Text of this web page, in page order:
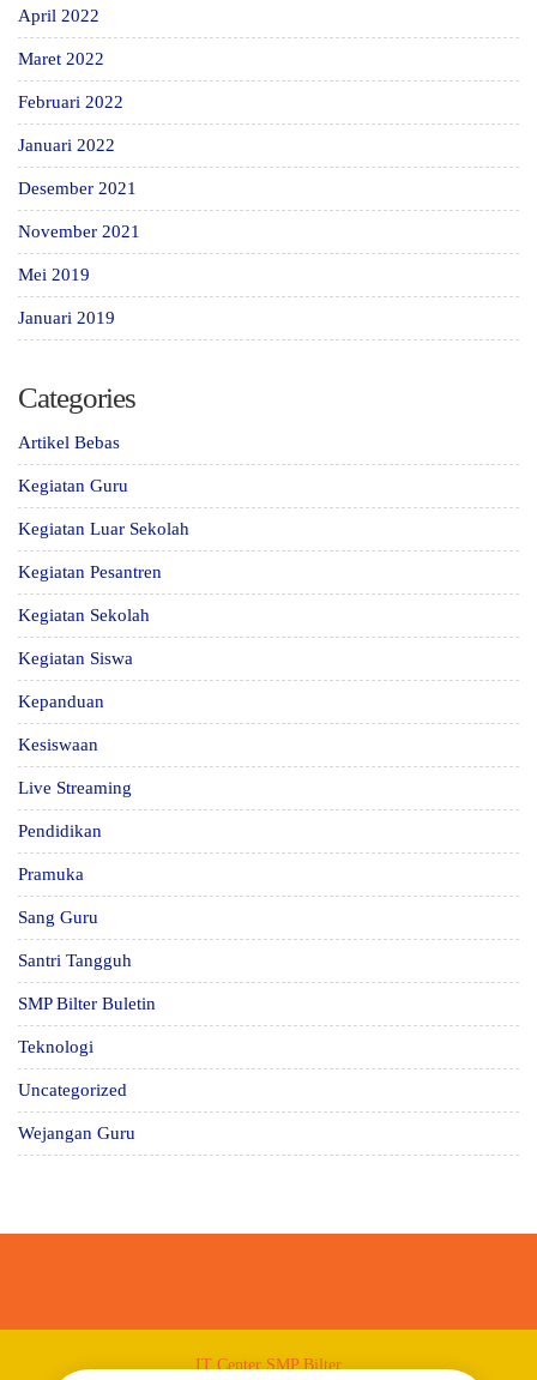
April 2022
Maret 2022
Februari 2022
Januari 2022
Desember 2021
November 2021
Mei 2019
Januari 2019
Categories
Artikel Bebas
Kegiatan Guru
Kegiatan Luar Sekolah
Kegiatan Pesantren
Kegiatan Sekolah
Kegiatan Siswa
Kepanduan
Kesiswaan
Live Streaming
Pendidikan
Pramuka
Sang Guru
Santri Tangguh
SMP Bilter Buletin
Teknologi
Uncategorized
Wejangan Guru
IT Center SMP Bilter